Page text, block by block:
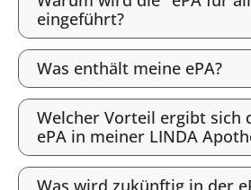
eingeführt?
Was enthält meine ePA?
Welcher Vorteil ergibt sich
ePA in meiner LINDA
Was wird zukünftig in der